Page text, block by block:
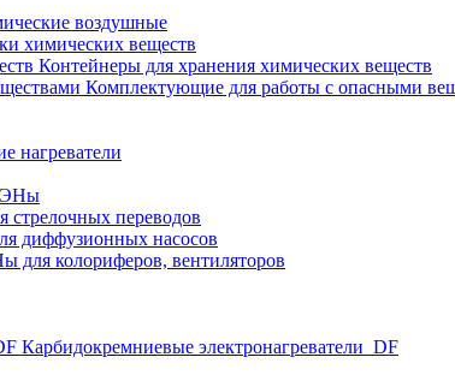
воздушные
химических веществ
Контейнеры для хранения химических веществ
Комплектующие для работы с опасными
нагреватели
переводов
диффузионных насосов
для колориферов, вентиляторов
Карбидокремниевые электронагреватели_DF